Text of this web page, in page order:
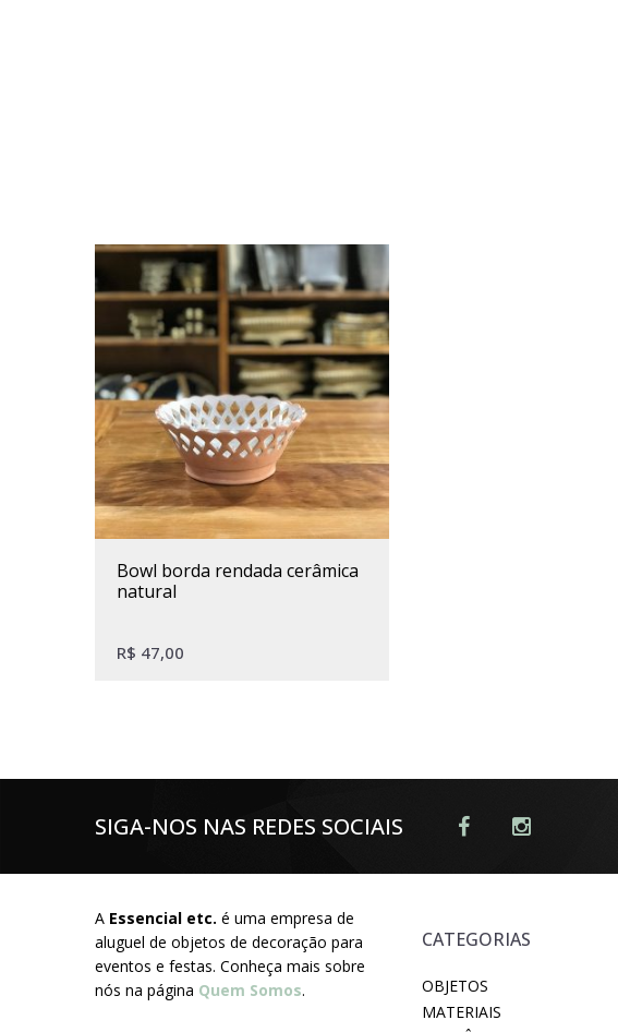
bowl borda rendada cerâmica
natural
R$ 47,00
SIGA-NOS NAS REDES SOCIAIS
A Essencial etc. é uma empresa de
aluguel de objetos de decoração para
eventos e festas. Conheça mais sobre
nós na página Quem Somos.
CATEGORIAS
OBJETOS
MATERIAIS